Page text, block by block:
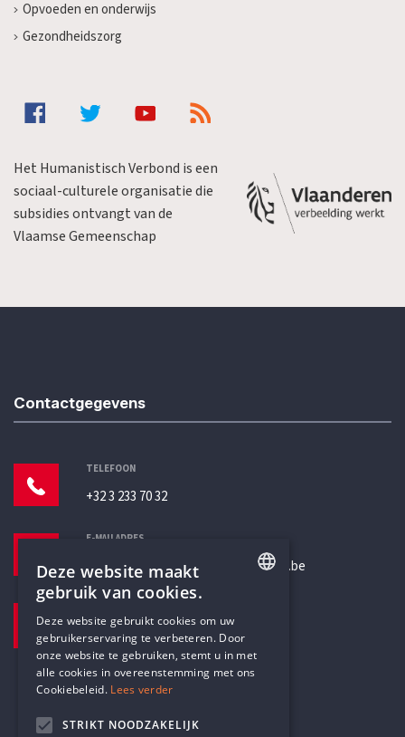
Opvoeden en onderwijs
Gezondheidszorg
Het Humanistisch Verbond is een
sociaal-culturele organisatie die
subsidies ontvangt van de
Vlaamse Gemeenschap
Contactgegevens
TELEFOON
+32 3 233 70 32
E-MAILADRES
secretariaat@humanistischverbond.be
Pottenbrug 4
Antwerpen, 2000
DUTCH
Deze website maakt
gebruik van cookies.
Deze website gebruikt cookies om uw
gebruikerservaring te verbeteren. Door
onze website te gebruiken, stemt u in met
alle cookies in overeenstemming met ons
Cookiebeleid. Lees verder
STRIKT NOODZAKELIJK